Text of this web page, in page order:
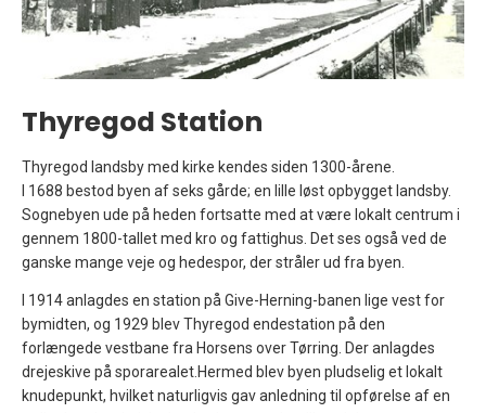
Thyregod Station
Thyregod landsby med kirke kendes siden 1300-årene.
I 1688 bestod byen af seks gårde; en lille løst opbygget landsby.
Sognebyen ude på heden fortsatte med at være lokalt centrum i
gennem 1800-tallet med kro og fattighus. Det ses også ved de
ganske mange veje og hedespor, der stråler ud fra byen.
I 1914 anlagdes en station på Give-Herning-banen lige vest for
bymidten, og 1929 blev Thyregod endestation på den
forlængede vestbane fra Horsens over Tørring. Der anlagdes
drejeskive på sporarealet.Hermed blev byen pludselig et lokalt
knudepunkt, hvilket naturligvis gav anledning til opførelse af en